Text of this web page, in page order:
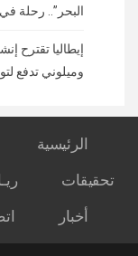
البحر”.. رحلة
إيطاليا تقترح
وميلوني تدفع
الرئيسية
تحقيقات
أخبار